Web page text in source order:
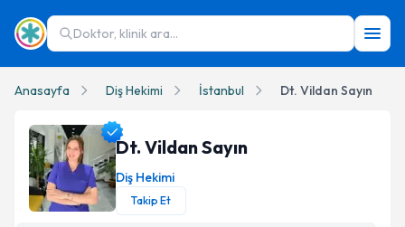
Doktor, klinik ara...
Anasayfa Diş Hekimi İstanbul Dt. Vildan Sayın
Dt. Vildan Sayın
Diş Hekimi
Takip Et